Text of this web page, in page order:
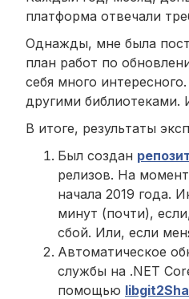
платформа отвечали
Однажды, мне была
план работ по
себя много
другими библиотеками.
В итоге, результаты
Был создан
релизов. На
начала 2019 года.
минут (почти),
сбой. Или, если
Автоматическое
службы на .NET
помощью